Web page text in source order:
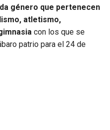
género que pertenecen
atletismo,
con los que se
patrio para el 24 de